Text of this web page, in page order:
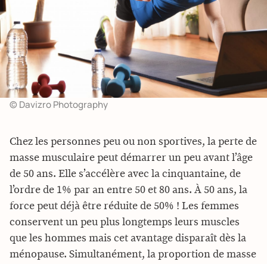
© Davizro Photography
Chez les personnes peu ou non sportives, la perte de
masse musculaire peut démarrer un peu avant l’âge
de 50 ans. Elle s’accélère avec la cinquantaine, de
l’ordre de 1% par an entre 50 et 80 ans. À 50 ans, la
force peut déjà être réduite de 50% ! Les femmes
conservent un peu plus longtemps leurs muscles
que les hommes mais cet avantage disparaît dès la
ménopause. Simultanément, la proportion de masse